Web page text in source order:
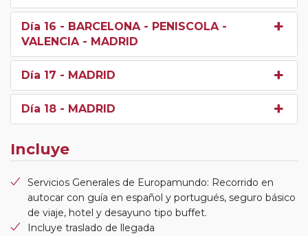
Día 16 - BARCELONA - PENISCOLA -
VALENCIA - MADRID
Día 17 - MADRID
Día 18 - MADRID
Incluye
Servicios Generales de Europamundo: Recorrido en
autocar con guía en español y portugués, seguro básico
de viaje, hotel y desayuno tipo buffet.
Incluye traslado de llegada